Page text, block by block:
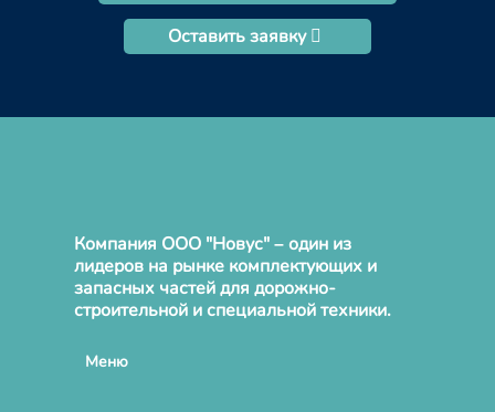
Оставить заявку
Компания ООО "Новус" – один из
лидеров на рынке комплектующих и
запасных частей для дорожно-
строительной и специальной техники.
Меню